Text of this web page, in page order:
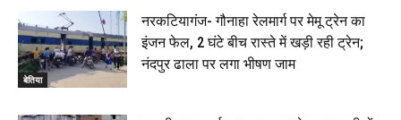
बेतिया
नरकटियागंज- गौनाहा रेलमार्ग पर मेमू ट्रेन का
इंजन फेल, 2 घंटे बीच रास्ते में खड़ी रही ट्रेन;
नंदपुर ढाला पर लगा भीषण जाम